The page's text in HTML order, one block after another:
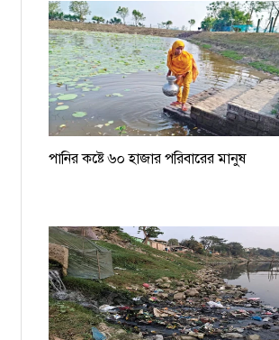
পানির কষ্টে ৬০ হাজার পরিবারের মানুষ